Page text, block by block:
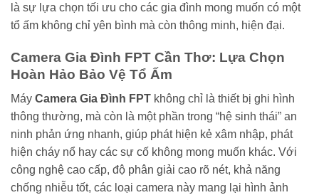
là sự lựa chọn tối ưu cho các gia đình mong muốn có một
tổ ấm không chỉ yên bình mà còn thông minh, hiện đại.
Camera Gia Đình FPT Cần Thơ: Lựa Chọn
Hoàn Hảo Bảo Vệ Tổ Ấm
Máy Camera Gia Đình FPT không chỉ là thiết bị ghi hình
thông thường, mà còn là một phần trong “hệ sinh thái” an
ninh phản ứng nhanh, giúp phát hiện kẻ xâm nhập, phát
hiện cháy nổ hay các sự cố không mong muốn khác. Với
công nghệ cao cấp, độ phân giải cao rõ nét, khả năng
chống nhiễu tốt, các loại camera này mang lại hình ảnh